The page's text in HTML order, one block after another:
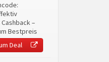
–
Bestpreis
Deal